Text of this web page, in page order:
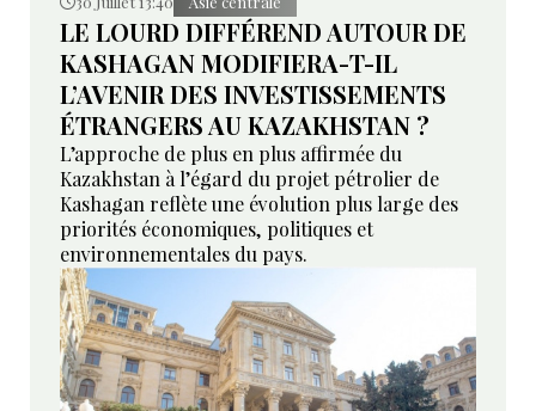
LE LOURD DIFFÉREND AUTOUR DE
KASHAGAN MODIFIERA-T-IL
L’AVENIR DES INVESTISSEMENTS
ÉTRANGERS AU KAZAKHSTAN ?
L’approche de plus en plus affirmée du
Kazakhstan à l’égard du projet pétrolier de
Kashagan reflète une évolution plus large des
priorités économiques, politiques et
environnementales du pays.